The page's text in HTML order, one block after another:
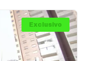
Exclusivo